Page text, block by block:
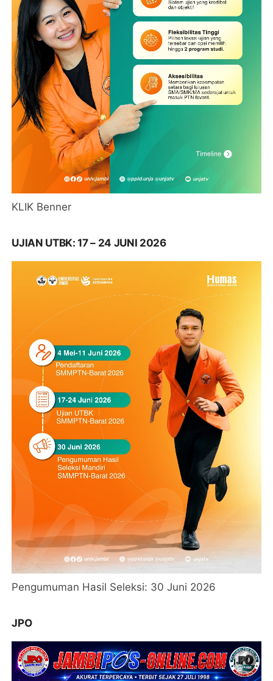
KLIK Benner
UJIAN UTBK: 17 – 24 JUNI 2026
Pengumuman Hasil Seleksi: 30 Juni 2026
JPO